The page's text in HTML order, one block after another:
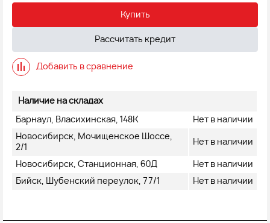
Купить
Рассчитать кредит
Добавить в сравнение
Наличие на складах
Барнаул, Власихинская, 148К
Нет в наличии
Новосибирск, Мочищенское Шоссе,
2/1
Нет в наличии
Новосибирск, Станционная, 60Д
Нет в наличии
Бийск, Шубенский переулок, 77/1
Нет в наличии